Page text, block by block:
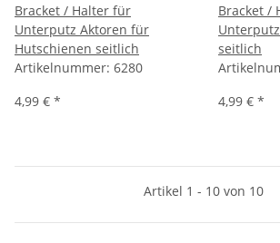
Bracket / Halter für
Unterputz Aktoren für
Hutschienen seitlich
Artikelnummer: 6280
4,99 € *
Bracket /
seitlich
4,99 € *
Artikel 1 - 10 von 10